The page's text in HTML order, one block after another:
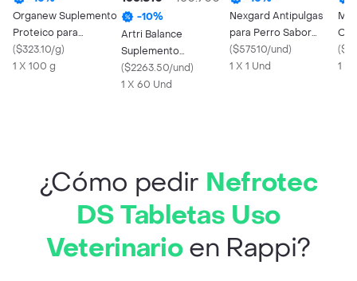
Organew Suplemento
Proteico para
Mascotas
($323.10/g)
1 X 100 g
-10%
Artri Balance
Suplemento
Alimenticio para
Perros
($2263.50/und)
1 X 60 Und
Nexgard Antipulgas
para Perro Sabor
Carne >25.1 a 50 Kg
($57510/und)
1 X 1 Und
(
1 X
¿Cómo pedir Nefrotec
DS Tabletas Uso
Veterinarioen Rappi?